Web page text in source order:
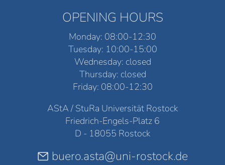
OPENING HOURS
Monday: 08:00-12:30
Tuesday: 10:00-15:00
Wednesday: closed
Thursday: closed
Friday: 08:00-12:30
AStA / StuRa Universität Rostock
Friedrich-Engels-Platz 6
D - 18055 Rostock
buero.asta@uni-rostock.de